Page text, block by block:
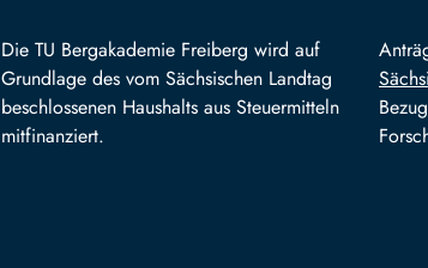
Die TU Bergakademie Freiberg wird auf
Grundlage des vom Sächsischen Landtag
beschlossenen Haushalts aus Steuermitteln
mitfinanziert.